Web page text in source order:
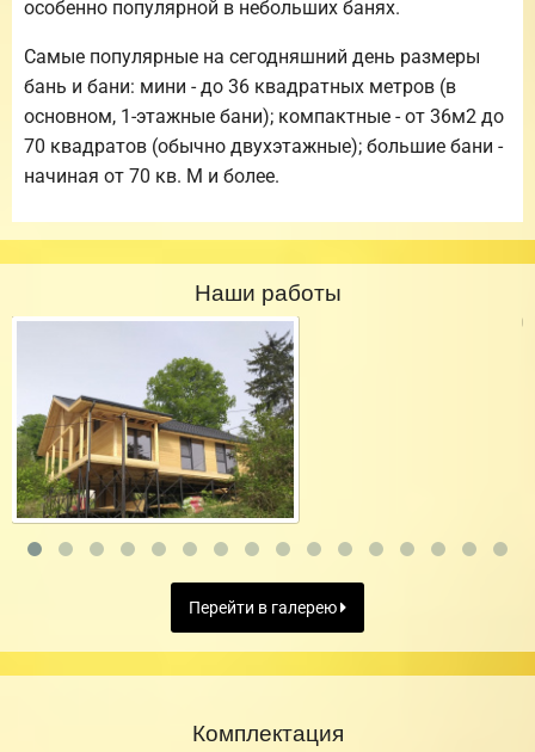
особенно популярной в небольших банях.
Самые популярные на сегодняшний день размеры
бань и бани: мини - до 36 квадратных метров (в
основном, 1-этажные бани); компактные - от 36м2 до
70 квадратов (обычно двухэтажные); большие бани -
начиная от 70 кв. М и более.
Наши работы
Перейти в галерею
Комплектация